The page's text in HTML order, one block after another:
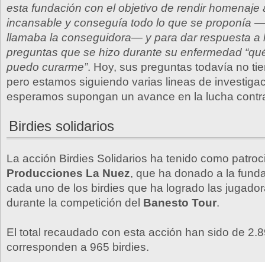
esta fundación con el objetivo de rendir homenaje
incansable y conseguía todo lo que se proponía
llamaba la conseguidora— y para dar respuesta a
preguntas que se hizo durante su enfermedad
puedo curarme”. Hoy, sus preguntas todavía no
pero estamos siguiendo varias lineas de
esperamos supongan un avance en la lucha
Birdies solidarios
La acción Birdies Solidarios ha tenido como
Producciones La Nuez, que ha donado a la
cada uno de los birdies que ha logrado las
durante la competición del Banesto Tour.
El total recaudado con esta acción han sido de
corresponden a 965 birdies.